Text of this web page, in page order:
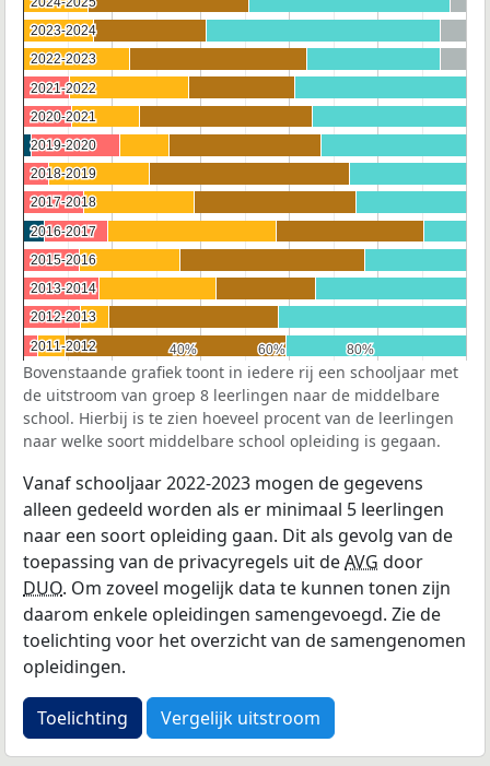
40%
40% 60%
60% 80%
80%
2023-2024
2023-2024
2022-2023
2022-2023
2021-2022
2021-2022
2020-2021
2020-2021
2019-2020
2019-2020
2018-2019
2018-2019
2017-2018
2017-2018
2016-2017
2016-2017
2015-2016
2015-2016
2013-2014
2013-2014
2012-2013
2012-2013
2011-2012
2011-2012
Bovenstaande grafiek toont in iedere rij een schooljaar met
de uitstroom van groep 8 leerlingen naar de middelbare
school. Hierbij is te zien hoeveel procent van de leerlingen
naar welke soort middelbare school opleiding is gegaan.
Vanaf schooljaar 2022-2023 mogen de gegevens
alleen gedeeld worden als er minimaal 5 leerlingen
naar een soort opleiding gaan. Dit als gevolg van de
toepassing van de privacyregels uit deAVG door
DUO. Om zoveel mogelijk data te kunnen tonen zijn
daarom enkele opleidingen samengevoegd. Zie de
toelichting voor het overzicht van de samengenomen
opleidingen.
Toelichting Vergelijk uitstroom